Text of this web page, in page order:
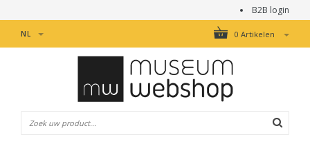
B2B login
0 Artikelen
NL